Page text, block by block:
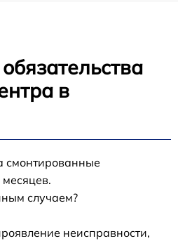
в
смонтированные
случаем?
неисправности,